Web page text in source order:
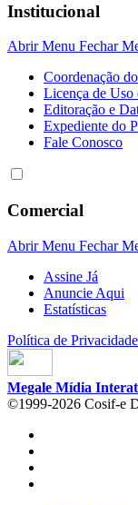
Institucional
Abrir Menu Fechar
Coordenação
Licença de Uso
Editoração e
Expediente do
Fale Conosco
Comercial
Abrir Menu Fechar
Assine Já
Anuncie Aqui
Estatísticas
Política de Privacidade
Megale Mídia
©1999-2026 Cosif-e